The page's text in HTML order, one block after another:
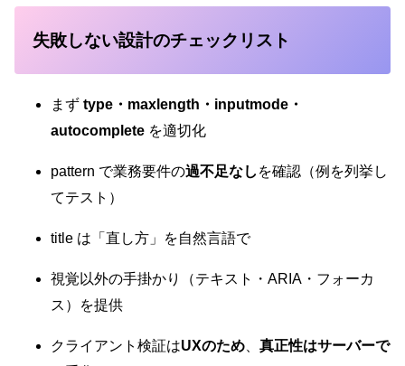
失敗しない設計のチェックリスト
まず type・maxlength・inputmode・
autocomplete を適切化
pattern で業務要件の過不足なし を確認（例を列挙し
てテスト）
title は「直し方」を自然言語で
視覚以外の手掛かり（テキスト・ARIA・フォーカ
ス）を提供
クライアント検証はUXのため
真正性はサーバーで